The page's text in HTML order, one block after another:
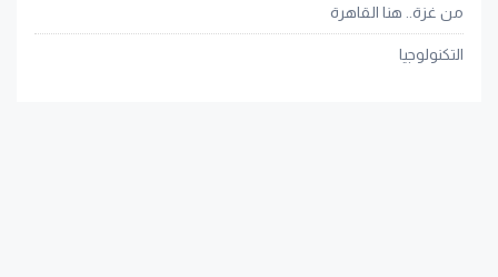
من غزة.. هنا القاهرة
التكنولوجيا